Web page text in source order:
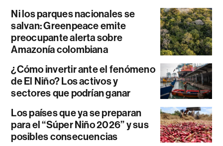
Ni los parques nacionales se
salvan: Greenpeace emite
preocupante alerta sobre
Amazonía colombiana
¿Cómo invertir ante el fenómeno
de El Niño? Los activos y
sectores que podrían ganar
Los países que ya se preparan
para el “Súper Niño 2026” y sus
posibles consecuencias